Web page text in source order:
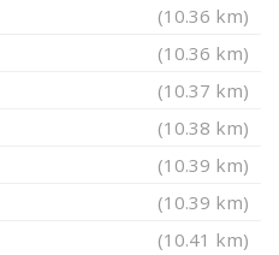
(10.36 km)
(10.36 km)
(10.37 km)
(10.38 km)
(10.39 km)
(10.39 km)
(10.41 km)